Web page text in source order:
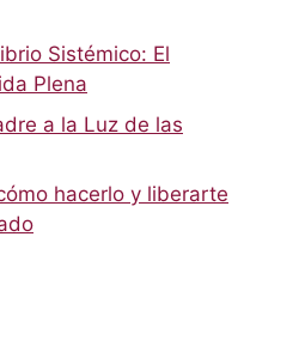
Sistémico: El
Plena
a la Luz de las
hacerlo y liberarte